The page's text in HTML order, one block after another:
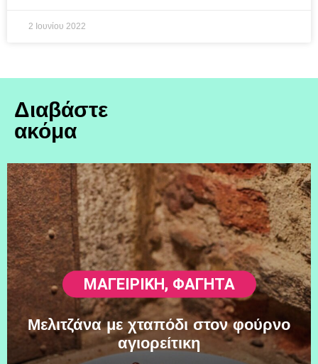
2 Ιουνίου 2022
Διαβάστε
ακόμα
ΜΑΓΕΙΡΙΚΗ, ΦΑΓΗΤΆ
Μελιτζάνα με χταπόδι στον φούρνο
αγιορείτικη